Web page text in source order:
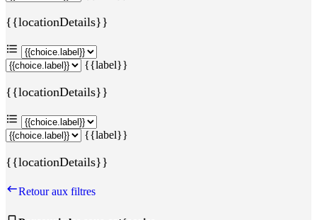
{{locationDetails}}
{{label}}
{{locationDetails}}
{{label}}
{{locationDetails}}
Retour aux filtres